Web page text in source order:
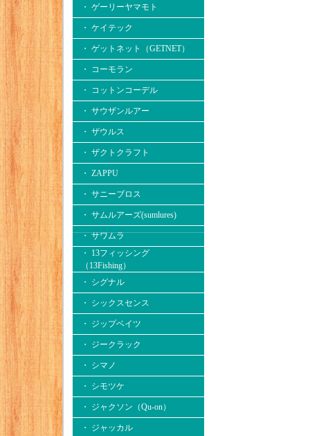
・ ゲーリーヤマモト
・ ケイテック
・ ゲットネット（GETNET）
・ コーモラン
・ コットンコーデル
・ サウザンルアー
・ ザウルス
・ ザクトクラフト
・ ZAPPU
・ サニーブロス
・ サムルアーズ(sumlures)
・ サワムラ
・ 13フィッシング
（13Fishing）
・ シグナル
・ シックスセンス
・ ジップベイツ
・ ジークラック
・ シマノ
・ シモツケ
・ ジャクソン（Qu-on）
・ ジャッカル